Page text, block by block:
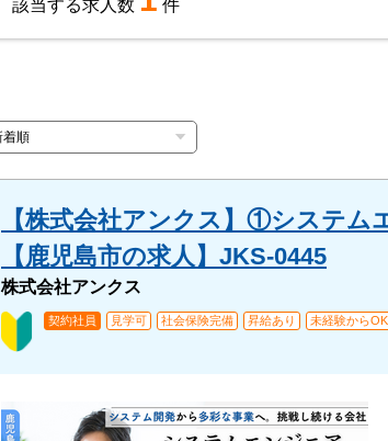
該当する求人数 件
【株式会社アンクス】①システ
【鹿児島市の求人】JKS-0445
株式会社アンクス
契約社員 見学可 社会保険完備 昇給あり 未経験からOK